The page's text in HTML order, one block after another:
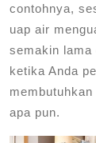
contohnya,
uap air
semakin lama
ketika Anda
apa pun.